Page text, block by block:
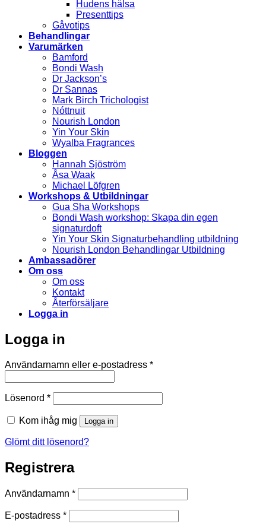
Hudens hälsa
Presenttips
Gåvotips
Behandlingar
Varumärken
Bamford
Bondi Wash
Dr Jackson’s
Dr Sannas
Mark Birch Trichologist
Nóttnuit
Nourish London
Yin Your Skin
Wyalba Fragrances
Bloggen
Hannah Sjöström
Åsa Waak
Michael Löfgren
Workshops & Utbildningar
Gua Sha Workshops
Bondi Wash workshop: Skapa din egen
signaturdoft
Yin Your Skin Signaturbehandling utbildning
Nourish London Behandlingar Utbildning
Ambassadörer
Om oss
Om oss
Kontakt
Återförsäljare
Logga in
Logga in
Användarnamn eller e-postadress *Obligatoriskt
Lösenord *Obligatoriskt
Kom ihåg mig Logga in
Glömt ditt lösenord?
Registrera
Användarnamn *Obligatoriskt
E-postadress *Obligatoriskt